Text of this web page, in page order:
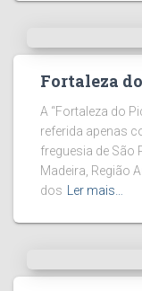
Fortaleza
A “Fortaleza do
referida apenas
freguesia de São
Madeira, Região
dos
Ler mais…